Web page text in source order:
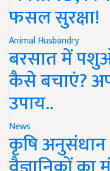
फसल सुरक्षा!
Animal Husbandry
बरसात में
कैसे बचाएं?
उपाय..
News
कृषि अनुसंधान